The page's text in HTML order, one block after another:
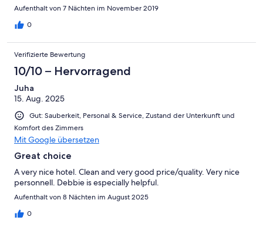
Aufenthalt von 7 Nächten im November 2019
0
Verifizierte Bewertung
10/10 – Hervorragend
Juha
15. Aug. 2025
Gut: Sauberkeit, Personal & Service, Zustand der Unterkunft und
Komfort des Zimmers
Mit Google übersetzen
Great choice
A very nice hotel. Clean and very good price/quality. Very nice
personnell. Debbie is especially helpful.
Aufenthalt von 8 Nächten im August 2025
0